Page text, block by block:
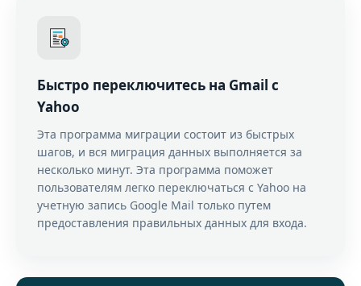
Быстро переключитесь на Gmail с
Yahoo
Эта программа миграции состоит из быстрых
шагов, и вся миграция данных выполняется за
несколько минут. Эта программа поможет
пользователям легко переключаться с Yahoo на
учетную запись Google Mail только путем
предоставления правильных данных для входа.